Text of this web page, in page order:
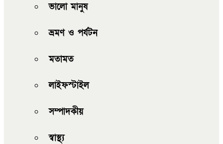
ভালো মানুষ
ভ্রমণ ও পর্যটন
মতামত
লাইফস্টাইল
সম্পাদকীয়
স্বাস্থ্য